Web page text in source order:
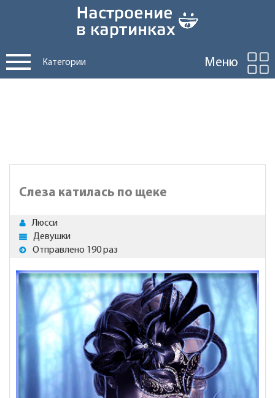
Категории Меню
Слеза катилась по щеке
Люсси
Девушки
Отправлено 190 раз